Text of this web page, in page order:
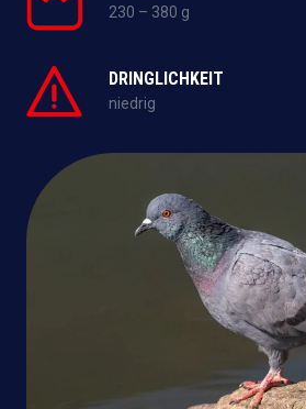
230 – 380 g
DRINGLICHKEIT
niedrig